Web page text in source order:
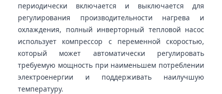
периодически включается и выключается для
регулирования производительности нагрева и
охлаждения, полный инверторный тепловой насос
использует компрессор с переменной скоростью,
который может автоматически регулировать
требуемую мощность при наименьшем потреблении
электроенергии и поддерживать наилучшую
температуру.